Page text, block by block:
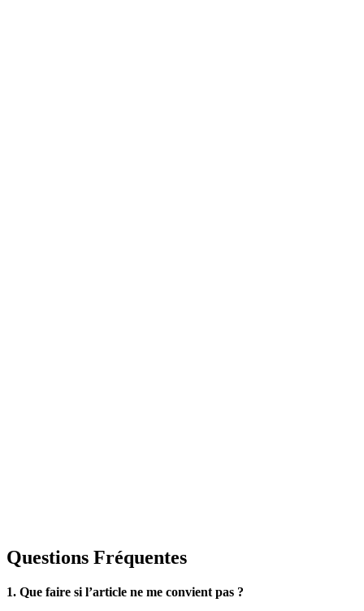
Questions Fréquentes
1. Que faire si l’article ne me convient pas ?